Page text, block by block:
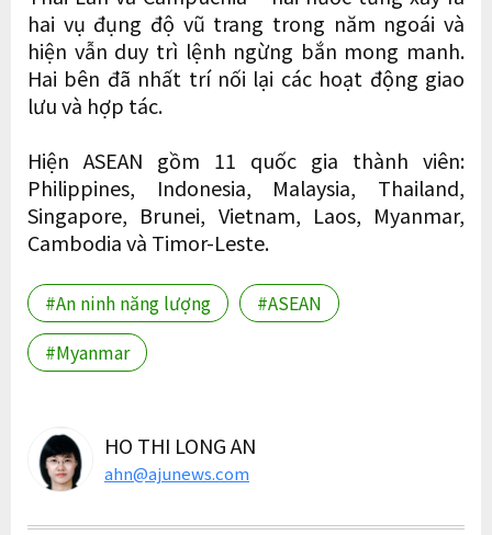
hai vụ đụng độ vũ trang trong năm ngoái và
hiện vẫn duy trì lệnh ngừng bắn mong manh.
Hai bên đã nhất trí nối lại các hoạt động giao
lưu và hợp tác.
Hiện ASEAN gồm 11 quốc gia thành viên:
Philippines, Indonesia, Malaysia, Thailand,
Singapore, Brunei, Vietnam, Laos, Myanmar,
Cambodia và Timor-Leste.
#An ninh năng lượng
#ASEAN
#Myanmar
HO THI LONG AN
ahn@ajunews.com